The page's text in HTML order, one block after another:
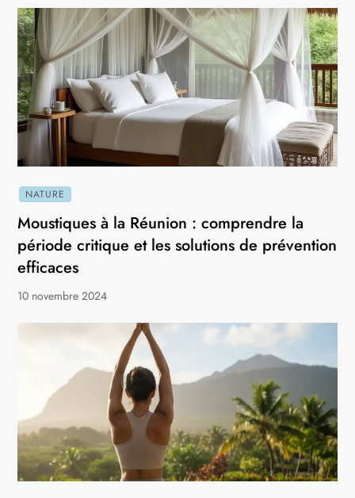
NATURE
Moustiques à la Réunion : comprendre la
période critique et les solutions de prévention
efficaces
10 novembre 2024